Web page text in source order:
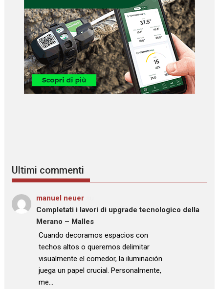
Ultimi commenti
manuel neuer
Completati i lavori di upgrade tecnologico della
Merano – Malles
: “
Cuando decoramos espacios con
techos altos o queremos delimitar
visualmente el comedor, la iluminación
juega un papel crucial. Personalmente,
me…
”